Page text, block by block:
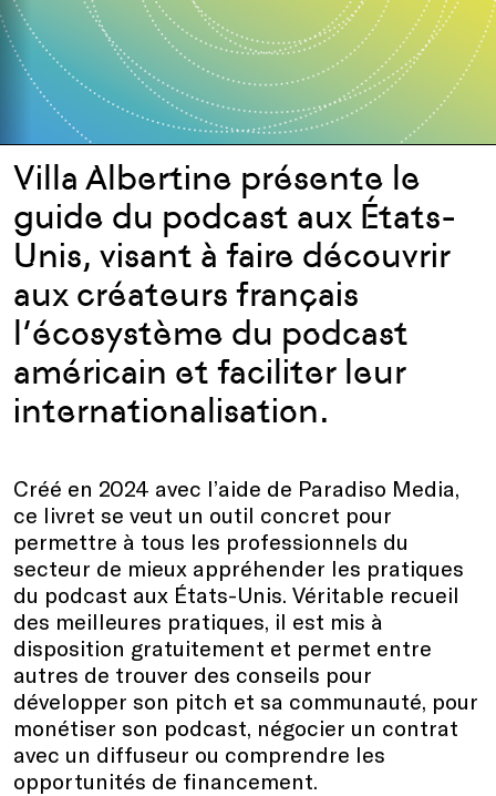
Villa Albertine présente le
guide du podcast aux États-
Unis, visant à faire découvrir
aux créateurs français
l’écosystème du podcast
américain et faciliter leur
internationalisation.
Créé en 2024 avec l’aide de Paradiso Media,
ce livret se veut un outil concret pour
permettre à tous les professionnels du
secteur de mieux appréhender les pratiques
du podcast aux États-Unis. Véritable recueil
des meilleures pratiques, il est mis à
disposition gratuitement et permet entre
autres de trouver des conseils pour
développer son pitch et sa communauté, pour
monétiser son podcast, négocier un contrat
avec un diffuseur ou comprendre les
opportunités de financement.